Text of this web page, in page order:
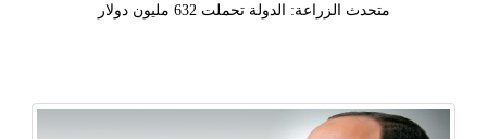
متحدث الزراعة: الدولة تحملت 632 مليون دولار